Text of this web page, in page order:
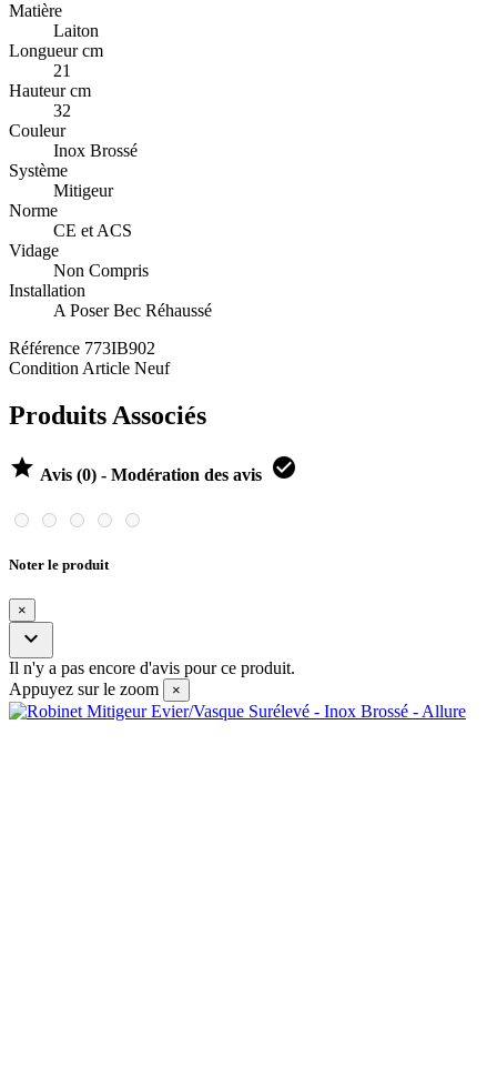
Matière
Laiton
Longueur cm
21
Hauteur cm
32
Couleur
Inox Brossé
Système
Mitigeur
Norme
CE et ACS
Vidage
Non Compris
Installation
A Poser Bec Réhaussé
Référence 773IB902
Condition Article Neuf
Produits Associés
 Avis (0) - Modération des avis 
Noter le produit
×

Il n'y a pas encore d'avis pour ce produit.
Appuyez sur le zoom
×